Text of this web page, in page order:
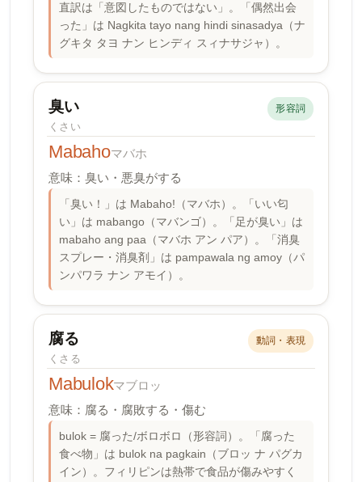
直訳は「意図したものではない」。「偶然出会
った」は Nagkita tayo nang hindi sinasadya（ナ
グキタ タヨ ナン ヒンディ スィナサジャ）。
臭い
くさい
形容詞
Mabahoマバホ
意味：臭い・悪臭がする
「臭い！」は Mabaho!（マバホ）。「いい匂
い」は mabango（マバンゴ）。「足が臭い」は
mabaho ang paa（マバホ アン パア）。「消臭
スプレー・消臭剤」は pampawala ng amoy（パ
ンパワラ ナン アモイ）。
腐る
くさる
動詞・表現
Mabulokマブロッ
意味：腐る・腐敗する・傷む
bulok = 腐った/ボロボロ（形容詞）。「腐った
食べ物」は bulok na pagkain（ブロッ ナ パグカ
イン）。フィリピンは熱帯で食品が傷みやすく